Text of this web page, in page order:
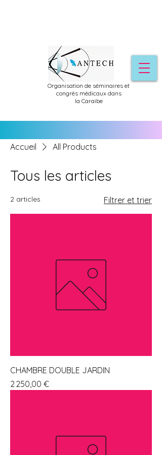
Organisation de séminaires et
congrès médicaux dans
la Caraïbe
Accueil All Products
Tous les articles
2 articles Filtrer et trier
CHAMBRE DOUBLE JARDIN
Prix
2 250,00 €